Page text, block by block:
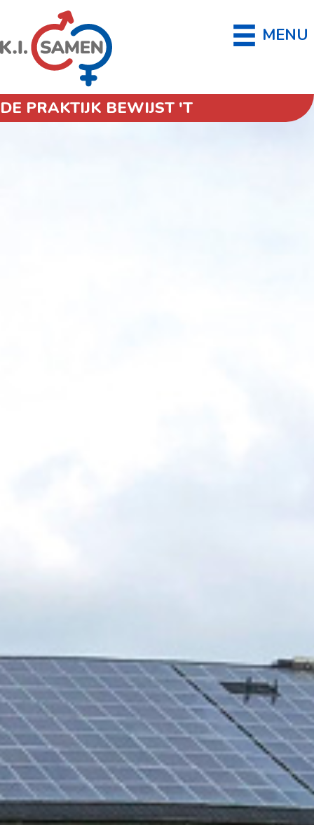
MENU
DE PRAKTIJK BEWIJST 'T